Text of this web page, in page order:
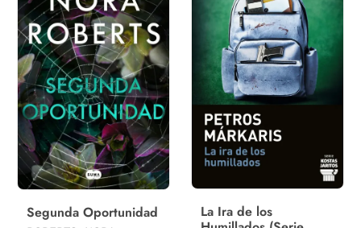
Segunda Oportunidad
La Ira de los